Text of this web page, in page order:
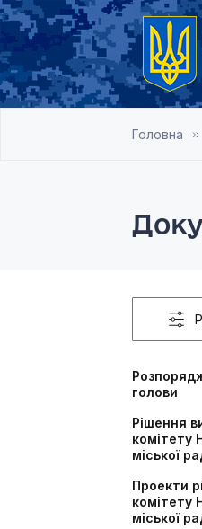
Головна
голови
Рішення
комітету
міської
Проекти
комітету
міської